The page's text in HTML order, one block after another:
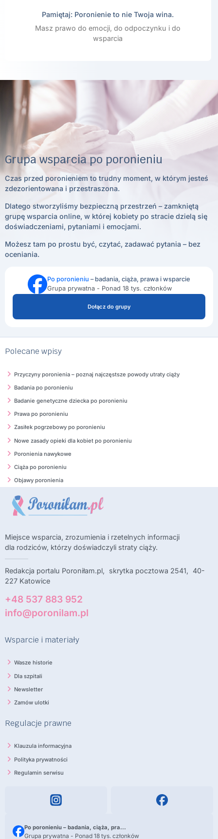
Pamiętaj: Poronienie to nie Twoja wina.
Masz prawo do emocji, do odpoczynku i do
wsparcia
Grupa wsparcia po poronieniu
Czas przed poronieniem to trudny moment, w którym jesteś
zdezorientowana i przestraszona.
Dlatego stworzyliśmy bezpieczną przestrzeń – zamkniętą
grupę wsparcia online, w której kobiety po stracie dzielą się
doświadczeniami, pytaniami i emocjami.
Możesz tam po prostu być, czytać, zadawać pytania – bez
oceniania.
Po poronieniu – badania, ciąża, prawa i wsparcie
Grupa prywatna - Ponad 18 tys. członków
Dołącz do grupy
Miejsce wsparcia, zrozumienia i rzetelnych informacji
dla rodziców, którzy doświadczyli straty ciąży.
Redakcja portalu Poroniłam.pl, skrytka pocztowa 2541, 40-
227 Katowice
+48 537 883 952
info@poronilam.pl
Polecane wpisy
Przyczyny poronienia – poznaj najczęstsze powody utraty ciąży
Badania po poronieniu
Badanie genetyczne dziecka po poronieniu
Prawa po poronieniu
Zasiłek pogrzebowy po poronieniu
Nowe zasady opieki dla kobiet po poronieniu
Poronienia nawykowe
Ciąża po poronieniu
Objawy poronienia
Wsparcie i materiały
Wasze historie
Dla szpitali
Newsletter
Zamów ulotki
Regulacje prawne
Klauzula informacyjna
Polityka prywatności
Regulamin serwisu
Po poronieniu – badania, ciąża, pra...
Grupa prywatna - Ponad 18 tys. członków